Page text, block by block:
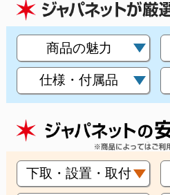
商品の魅力
仕様・付属品
下取・設置・取付